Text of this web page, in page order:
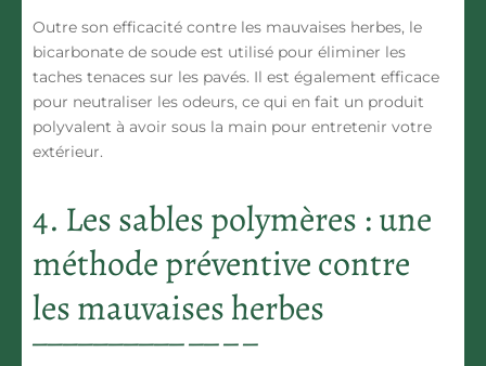
Outre son efficacité contre les mauvaises herbes, le
bicarbonate de soude est utilisé pour éliminer les
taches tenaces sur les pavés. Il est également efficace
pour neutraliser les odeurs, ce qui en fait un produit
polyvalent à avoir sous la main pour entretenir votre
extérieur.
4. Les sables polymères : une
méthode préventive contre
les mauvaises herbes